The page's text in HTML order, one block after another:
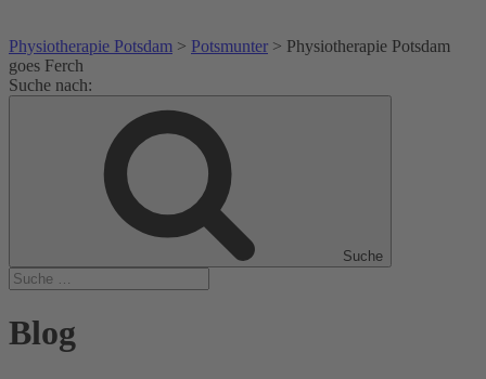
Physiotherapie Potsdam > Potsmunter > Physiotherapie Potsdam
goes Ferch
Suche nach:
Suche
Blog